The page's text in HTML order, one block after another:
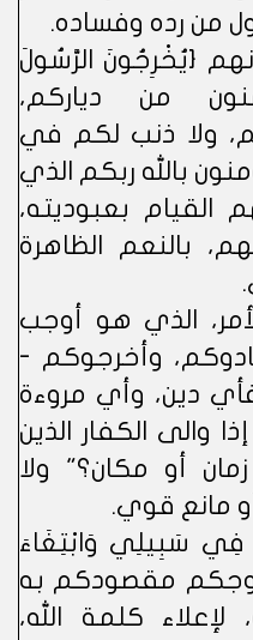
من رده وفساده.
{يُخْرِجُونَ الرَّسُولَ
من دياركم،
ولا ذنب لكم في
بالله ربكم الذي
القيام بعبوديته،
بالنعم الظاهرة
الذي هو أوجب
وأخرجوكم -
دين، وأي مروءة
والى الكفار الذين
أو مكان؟" ولا
مانع قوي.
فِي سَبِيلِي وَابْتِغَاءَ
مقصودكم به
كلمة الله،